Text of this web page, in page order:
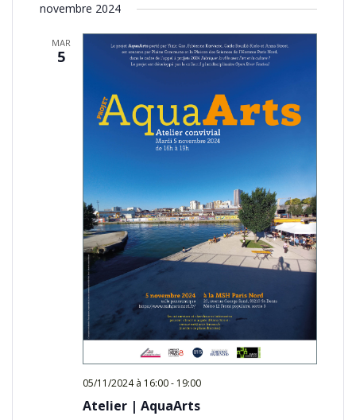
une
novembre 2024
MAR
5
05/11/2024 à 16:00- 19:00
Atelier | AquaArts